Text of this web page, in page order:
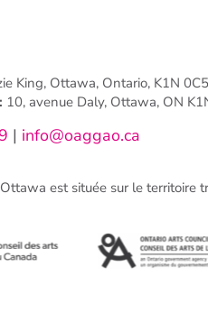
King, Ottawa, Ontario, K1N
10, avenue Daly, Ottawa, ON
| info@oaggao.ca
est située sur le